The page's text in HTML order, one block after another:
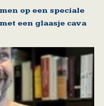
op een speciale
een glaasje cava